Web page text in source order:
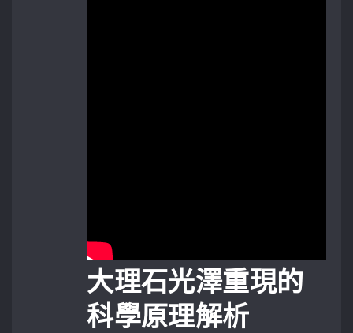
大理石光澤重現的
科學原理解析